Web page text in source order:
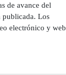
de avance del
publicada. Los
electrónico y web